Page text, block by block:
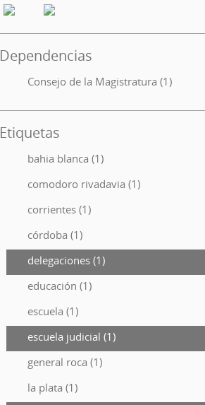
Dependencias
Consejo de la Magistratura (1)
Etiquetas
bahia blanca (1)
comodoro rivadavia (1)
corrientes (1)
córdoba (1)
delegaciones (1)
educación (1)
escuela (1)
escuela judicial (1)
general roca (1)
la plata (1)